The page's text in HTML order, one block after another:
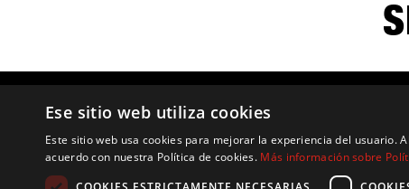
CAN TERESITA – ENCANTADORA VILLA
PRIVADA EN IBIZA CERCA DE ES CUBELLS
CON VISTAS AL MAR
Ese sitio web utiliza cookies
Este sitio web usa cookies para mejorar la experiencia del usuario.
acuerdo con nuestra Política de cookies. Más información sobre